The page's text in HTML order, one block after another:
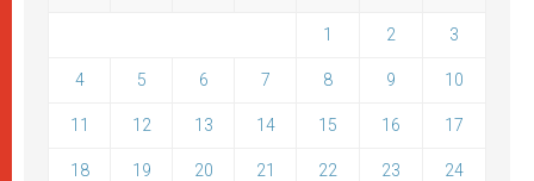
1 2 3
4 5 6 7 8 9 10
11 12 13 14 15 16 17
18 19 20 21 22 23 24